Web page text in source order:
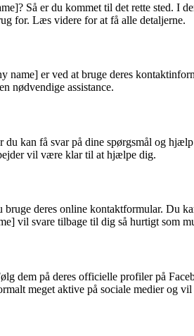
Så er du kommet til det rette sted.
for. Læs videre for at få alle detaljerne.
er ved at bruge deres
nødvendige assistance.
kan få svar på dine spørgsmål og
vil være klar til at hjælpe dig.
deres online kontaktformular. Du
vil svare tilbage til dig så hurtigt som
dem på deres officielle profiler på
meget aktive på sociale medier og